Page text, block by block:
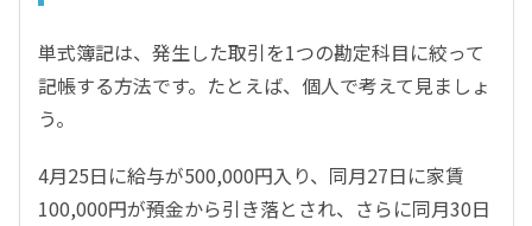
単式簿記は、発生した取引を1つの勘定科目に絞って
記帳する方法です。たとえば、個人で考えて見ましょ
う。
4月25日に給与が500,000円入り、同月27日に家賃
100,000円が預金から引き落とされ、さらに同月30日